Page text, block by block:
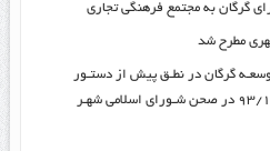
گرگان به مجتمع فرهنگی تجاری
مطرح شد
گرگان در نطـق پیش از دستـور
علیرضـا پزشکپور در تاریخ ۹۳/۱/۱۶ در صحن شـورای اسلامی شهـر